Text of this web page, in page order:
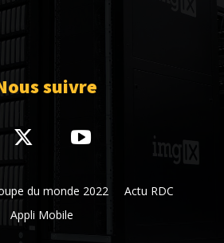
suivre
du monde 2022
Actu RDC
Appli Mobile